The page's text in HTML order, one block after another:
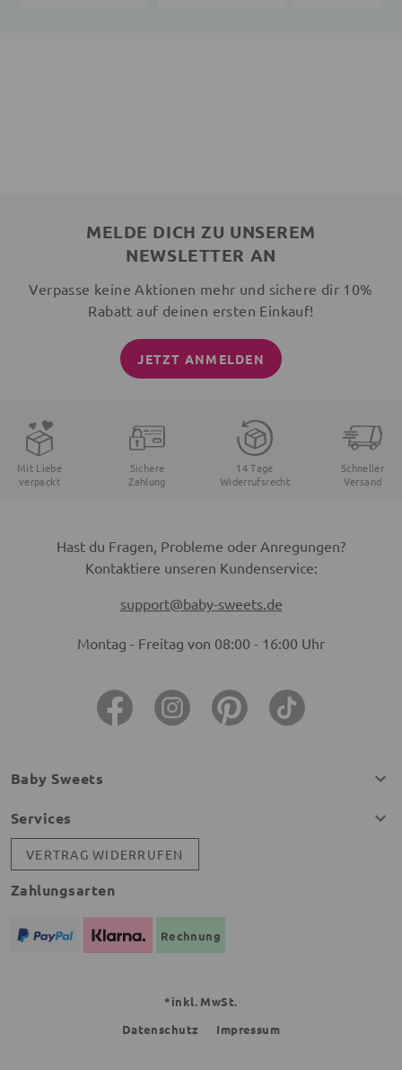
MELDE DICH ZU UNSEREM
NEWSLETTER AN
Verpasse keine Aktionen mehr und sichere dir 10%
Rabatt auf deinen ersten Einkauf!
JETZT ANMELDEN
Mit Liebe
verpackt
Sichere
Zahlung
14 Tage
Widerrufsrecht
Schneller
Versand
Hast du Fragen, Probleme oder Anregungen?
Kontaktiere unseren Kundenservice:
support@baby-sweets.de
Montag - Freitag von 08:00 - 16:00 Uhr
Baby Sweets
Services
VERTRAG WIDERRUFEN
Zahlungsarten
Rechnung
*inkl. MwSt.
Datenschutz
Impressum